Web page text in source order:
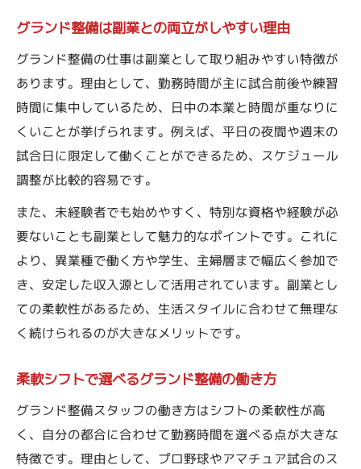
グランド整備は副業との両立がしやすい理由
グランド整備の仕事は副業として取り組みやすい特徴が
あります。理由として、勤務時間が主に試合前後や練習
時間に集中しているため、日中の本業と時間が重なりに
くいことが挙げられます。例えば、平日の夜間や週末の
試合日に限定して働くことができるため、スケジュール
調整が比較的容易です。
また、未経験者でも始めやすく、特別な資格や経験が必
要ないことも副業として魅力的なポイントです。これに
より、異業種で働く方や学生、主婦層まで幅広く参加で
き、安定した収入源として活用されています。副業とし
ての柔軟性があるため、生活スタイルに合わせて無理な
く続けられるのが大きなメリットです。
柔軟シフトで選べるグランド整備の働き方
グランド整備スタッフの働き方はシフトの柔軟性が高
く、自分の都合に合わせて勤務時間を選べる点が大きな
特徴です。理由として、プロ野球やアマチュア試合のス